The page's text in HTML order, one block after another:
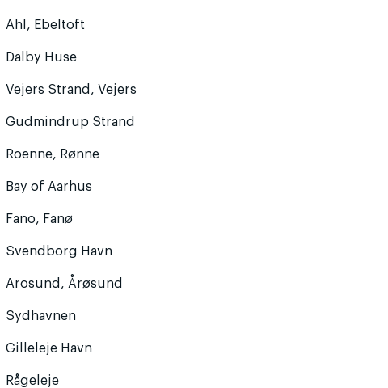
Ahl, Ebeltoft
Dalby Huse
Vejers Strand, Vejers
Gudmindrup Strand
Roenne, Rønne
Bay of Aarhus
Fano, Fanø
Svendborg Havn
Arosund, Årøsund
Sydhavnen
Gilleleje Havn
Rågeleje